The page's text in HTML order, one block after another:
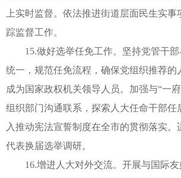
上实时监督。依法推进街道层面民生实
踪监督工作。
15.做好选举任免工作。坚持党管干
统一，规范任免流程，确保党组织推荐的
成为国家政权机关领导人员。加强与“一
组织部门沟通联系，探索人大任命干部任
入推动宪法宣誓制度在全市的贯彻落实。
代表换届选举调研。
16.增进人大对外交流。开展与国际友